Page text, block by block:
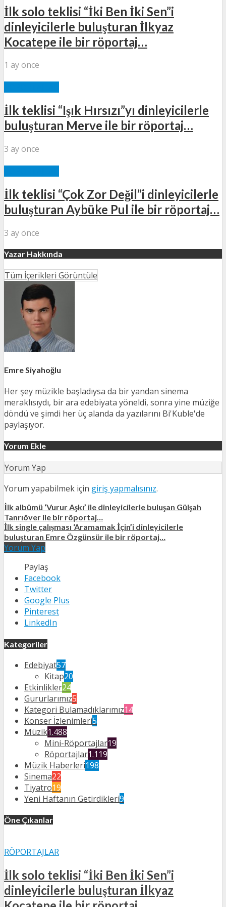
İlk solo teklisi “İki Ben İki Sen”i
dinleyicilerle buluşturan İlkyaz
Kocatepe ile bir röportaj…
1 ay önce
İlk teklisi “Işık Hırsızı”yı dinleyicilerle
buluşturan Merve ile bir röportaj…
3 ay önce
İlk teklisi “Çok Zor Değil”i dinleyicilerle
buluşturan Aybüke Pul ile bir röportaj…
3 ay önce
Yazar Hakkında
Tüm İçerikleri Görüntüle
Emre Siyahoğlu
Her şey müzikle başladıysa da bir yandan sinema
meraklısıydı, bir ara edebiyata yöneldi, sonra yine müziğe
döndü ve şimdi her üç alanda da yazılarını Bi'Kuble'de
paylaşıyor.
Yorum Ekle
Yorum Yap
Yorum yapabilmek için giriş yapmalısınız.
İlk albümü ‘Vurur Aşkı’ ile dinleyicilerle buluşan Gülşah
Tanrıöver ile bir röportaj…
İlk single çalışması ‘Aramamak İçin’i dinleyicilerle
buluşturan Emre Özgünsür ile bir röportaj…
Yorum Yap
Paylaş
Facebook
Twitter
Google Plus
Pinterest
LinkedIn
Kategoriler
Edebiyat57
Kitap20
Etkinlikler24
Gururlarımız5
Kategori Bulamadıklarımız14
Konser İzlenimleri5
Müzik1.488
Mini-Röportajlar19
Röportajlar1.119
Müzik Haberleri198
Sinema22
Tiyatro19
Yeni Haftanın Getirdikleri9
Öne Çıkanlar
RÖPORTAJLAR
İlk solo teklisi “İki Ben İki Sen”i
dinleyicilerle buluşturan İlkyaz